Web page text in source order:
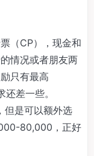
（CP），现金和
情况或者朋友两
只有最高
差一些。
但是可以额外选
80,000，正好